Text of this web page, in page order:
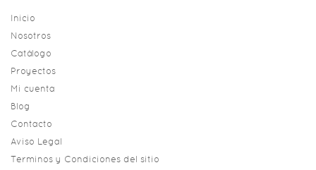
Inicio
Nosotros
Catálogo
Proyectos
Mi cuenta
Blog
Contacto
Aviso Legal
Terminos y Condiciones del sitio